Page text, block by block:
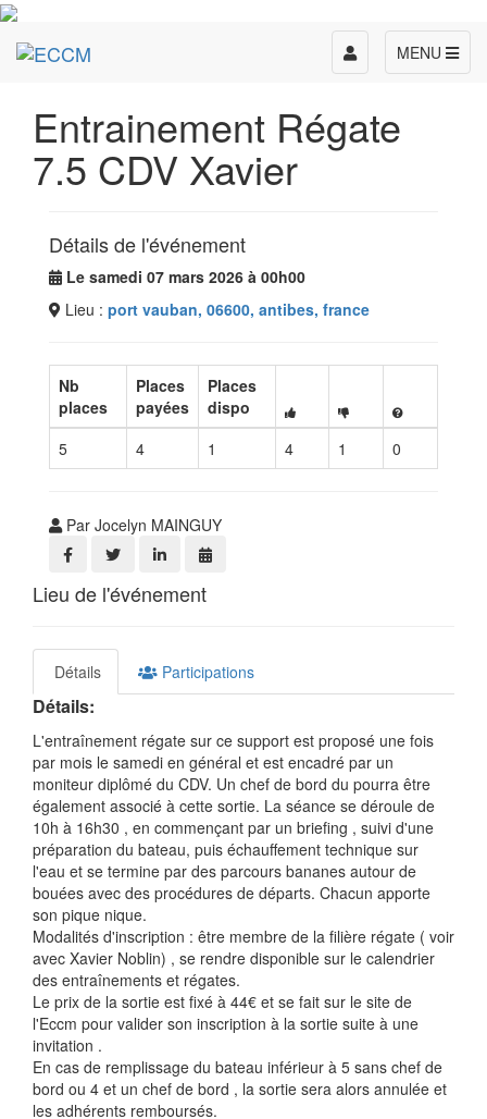
MENU
Toggle
navigation
Entrainement Régate
7.5 CDV Xavier
Détails de l'événement
Le samedi 07 mars 2026 à 00h00
Lieu : port vauban, 06600, antibes, france
Nb
places
Places
payées
Places
dispo
5
4 1 4 1 0
Par Jocelyn MAINGUY
Lieu de l'événement
Détails Participations
Détails:
L'entraînement régate sur ce support est proposé une fois
par mois le samedi en général et est encadré par un
moniteur diplômé du CDV. Un chef de bord du pourra être
également associé à cette sortie. La séance se déroule de
10h à 16h30 , en commençant par un briefing , suivi d'une
préparation du bateau, puis échauffement technique sur
l'eau et se termine par des parcours bananes autour de
bouées avec des procédures de départs. Chacun apporte
son pique nique.
Modalités d'inscription : être membre de la filière régate ( voir
avec Xavier Noblin) , se rendre disponible sur le calendrier
des entraînements et régates.
Le prix de la sortie est fixé à 44€ et se fait sur le site de
l'Eccm pour valider son inscription à la sortie suite à une
invitation .
En cas de remplissage du bateau inférieur à 5 sans chef de
bord ou 4 et un chef de bord , la sortie sera alors annulée et
les adhérents remboursés.